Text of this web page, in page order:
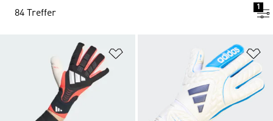
84 Treffer
1
Zur Wunschliste hinzufügen